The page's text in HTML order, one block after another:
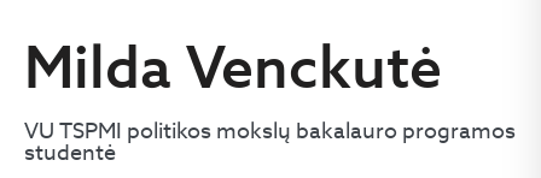
Milda Venckutė
VU TSPMI politikos mokslų bakalauro programos
studentė